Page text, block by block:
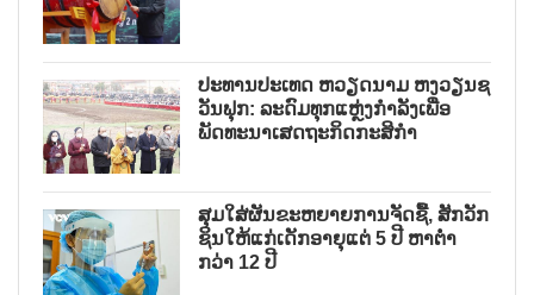
ປະທານປະເທດ ຫວຽດນາມ ຫງວຽນຊ
ວັນຟຸກ: ລະດົມທຸກແຫຼ່ງກຳລັງເພື່ອ
ພັດທະນາເສດຖະກິດກະສິກຳ
ສຸມໃສ່ຜັນຂະຫຍາຍການຈັດຊື້, ສັກວັກ
ຊິນໃຫ້ແກ່ເດັກອາຍຸແຕ່ 5 ປີ ຫາຕ່ຳ
ກວ່າ 12 ປີ